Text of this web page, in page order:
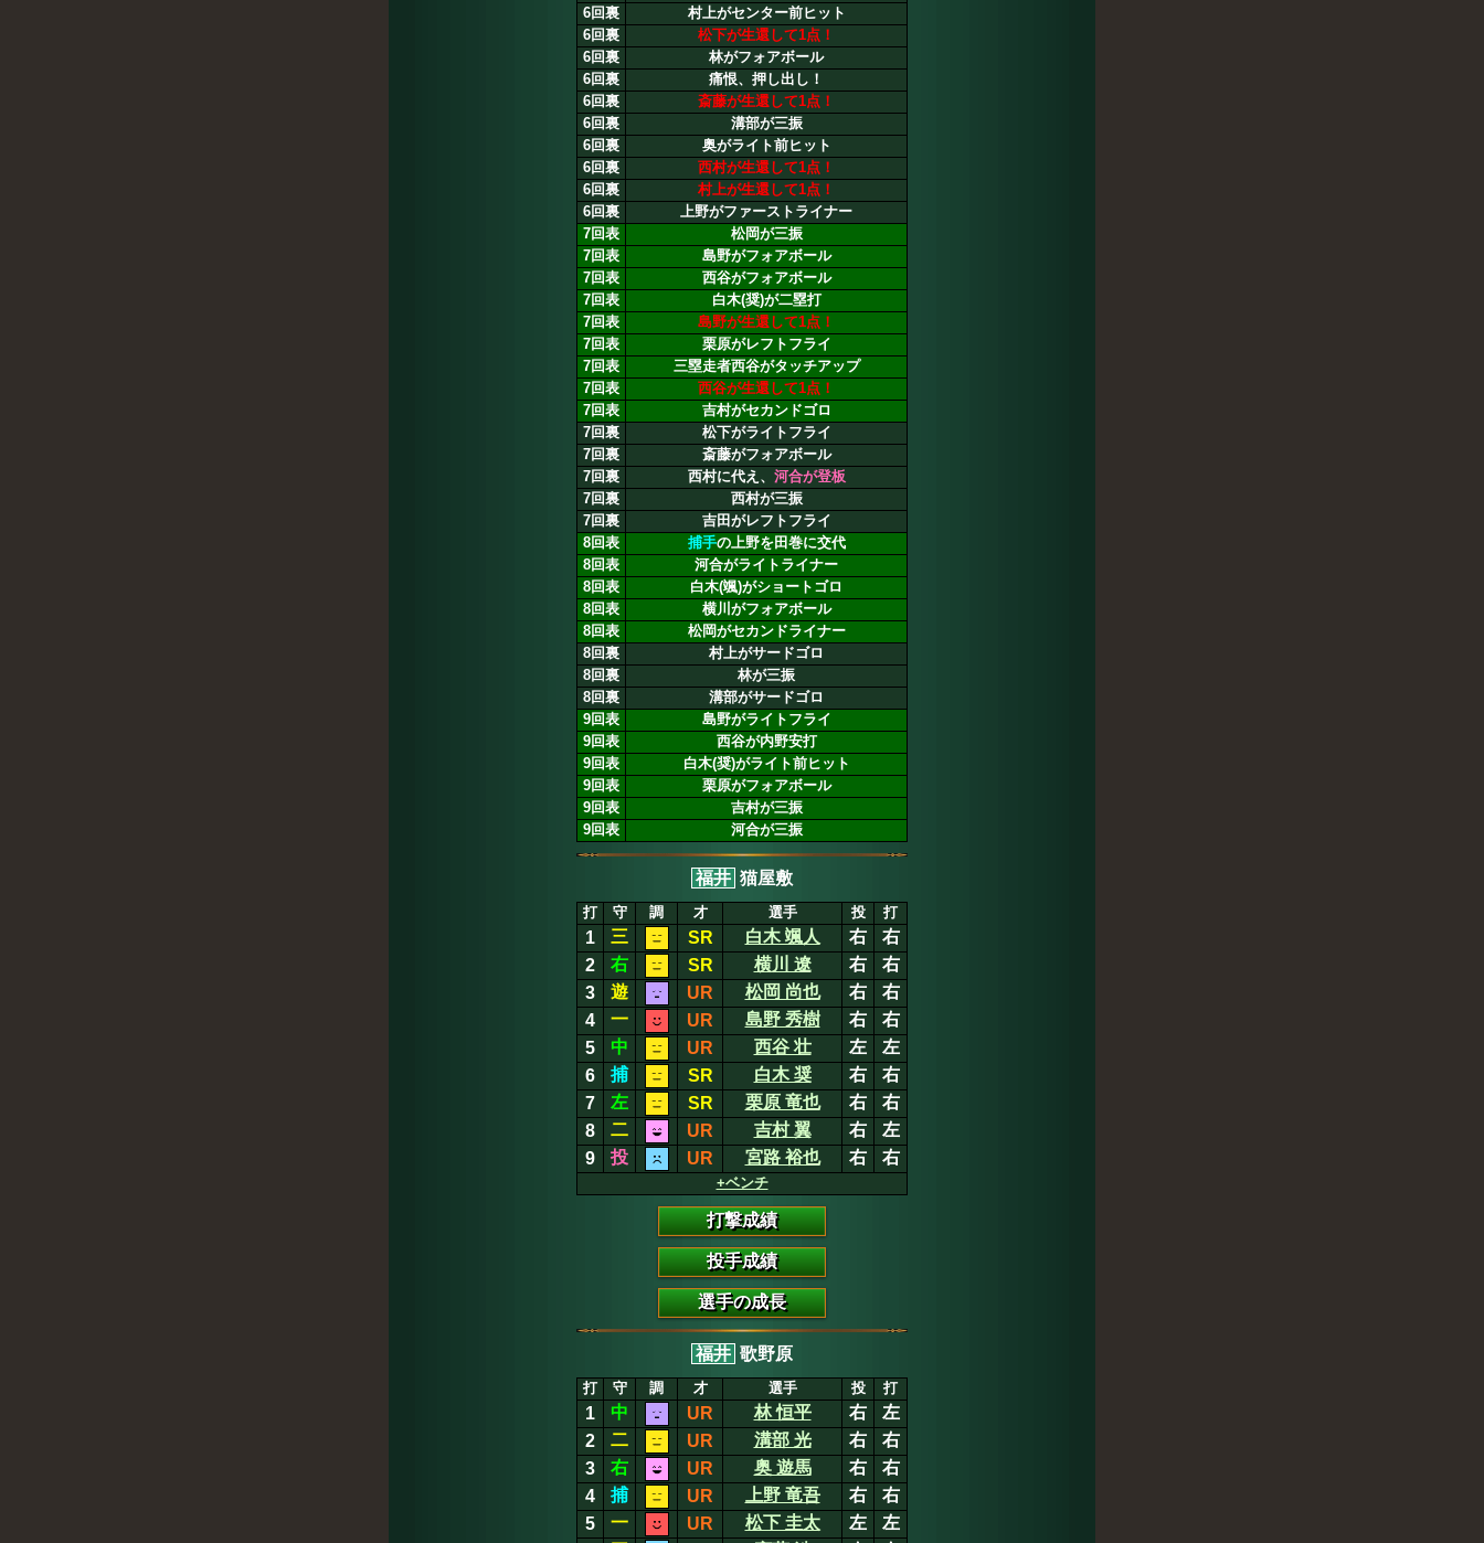
6回裏
村上がセンター前ヒット
6回裏
松下が生還して1点！
6回裏
林がフォアボール
6回裏
痛恨、押し出し！
6回裏
斎藤が生還して1点！
6回裏
溝部が三振
6回裏
奥がライト前ヒット
6回裏
西村が生還して1点！
6回裏
村上が生還して1点！
6回裏
上野がファーストライナー
7回表
松岡が三振
7回表
島野がフォアボール
7回表
西谷がフォアボール
7回表
白木(奨)が二塁打
7回表
島野が生還して1点！
7回表
栗原がレフトフライ
7回表
三塁走者西谷がタッチアップ
7回表
西谷が生還して1点！
7回表
吉村がセカンドゴロ
7回裏
松下がライトフライ
7回裏
斎藤がフォアボール
7回裏
西村に代え、 河合が登板
7回裏
西村が三振
7回裏
吉田がレフトフライ
8回表
捕手の上野を田巻に交代
8回表
河合がライトライナー
8回表
白木(颯)がショートゴロ
8回表
横川がフォアボール
8回表
松岡がセカンドライナー
8回裏
村上がサードゴロ
8回裏
林が三振
8回裏
溝部がサードゴロ
9回表
島野がライトフライ
9回表
西谷が内野安打
9回表
白木(奨)がライト前ヒット
9回表
栗原がフォアボール
9回表
吉村が三振
9回表
河合が三振
福井 猫屋敷
打 守 調 才 選手 投 打
1 三 SR 白木 颯人 右
右
2
右 SR 横川 遼 右
右
3
遊 UR 松岡 尚也 右
右
4
一 UR 島野 秀樹 右
右
5
中 UR 西谷 壮 左
左
6
捕 SR 白木 奨 右
右
7
左 SR 栗原 竜也 右
右
8
二 UR 吉村 翼 右
左
9
投 UR 宮路 裕也 右 右
+ベンチ
打撃成績
投手成績
選手の成長
福井 歌野原
打 守 調 才 選手 投 打
1 中 UR 林 恒平 右
左
2
二 UR 溝部 光 右
右
3
右 UR 奥 遊馬 右
右
4
捕 UR 上野 竜吾 右
右
5
一 UR 松下 圭太 左
左